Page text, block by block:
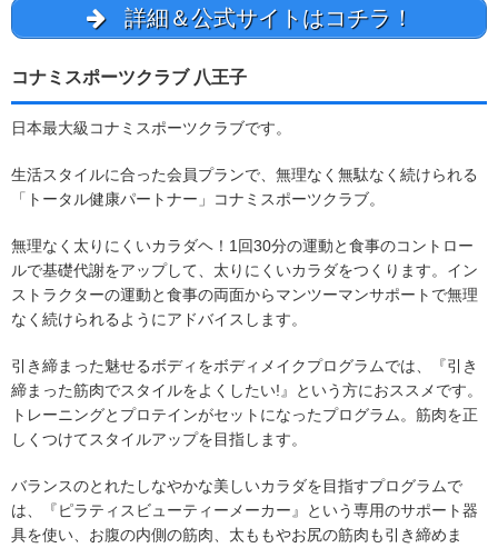
詳細＆公式サイトはコチラ！
コナミスポーツクラブ 八王子
日本最大級コナミスポーツクラブです。
生活スタイルに合った会員プランで、無理なく無駄なく続けられる
「トータル健康パートナー」コナミスポーツクラブ。
無理なく太りにくいカラダヘ！1回30分の運動と食事のコントロー
ルで基礎代謝をアップして、太りにくいカラダをつくります。イン
ストラクターの運動と食事の両面からマンツーマンサポートで無理
なく続けられるようにアドバイスします。
引き締まった魅せるボディをボディメイクプログラムでは、『引き
締まった筋肉でスタイルをよくしたい!』という方におススメです。
トレーニングとプロテインがセットになったプログラム。筋肉を正
しくつけてスタイルアップを目指します。
バランスのとれたしなやかな美しいカラダを目指すプログラムで
は、『ピラティスビューティーメーカー』という専用のサポート器
具を使い、お腹の内側の筋肉、太ももやお尻の筋肉も引き締めま